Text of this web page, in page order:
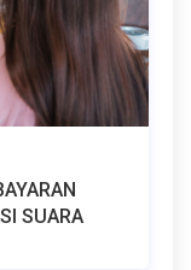
SUARA